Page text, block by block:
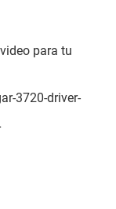
para tu
3720-driver-